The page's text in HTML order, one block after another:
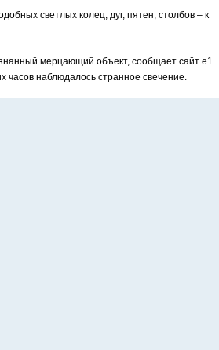
светлых колец, дуг, пятен, столбов – к
мерцающий объект, сообщает сайт е1.
часов наблюдалось странное свечение.